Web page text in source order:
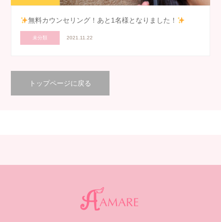
無料カウンセリング！あと1名様となりました！
未分類 2021.11.22
トップページに戻る